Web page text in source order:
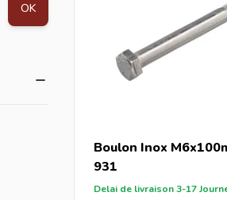
OK
Boulon Inox
931
Delai de livraison 3-17